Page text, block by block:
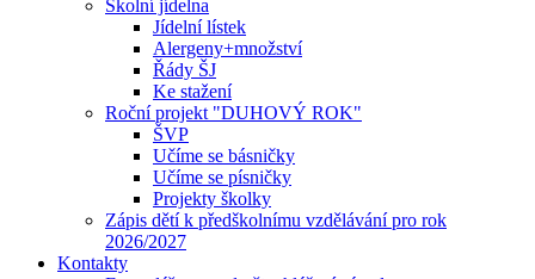
Školní jídelna
Jídelní lístek
Alergeny+množství
Řády ŠJ
Ke stažení
Roční projekt "DUHOVÝ ROK"
ŠVP
Učíme se básničky
Učíme se písničky
Projekty školky
Zápis dětí k předškolnímu vzdělávání pro rok
2026/2027
Kontakty